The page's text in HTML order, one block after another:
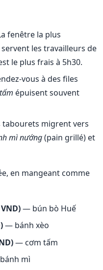
fenêtre la plus
les travailleurs de
le plus frais à 5h30.
vous à des files
épuisent souvent
tabourets migrent vers
mì nướng(pain grillé) et
en mangeant comme
— bún bò Huế
— bánh xèo
— cơm tấm
mì